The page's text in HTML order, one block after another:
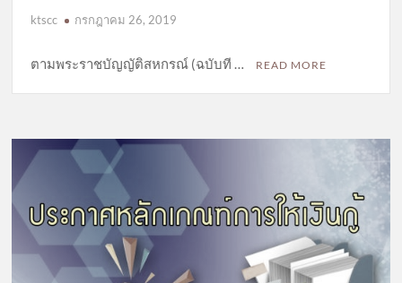
ktscc กรกฎาคม 26, 2019
ตามพระราชบัญญัติสหกรณ์ (ฉบับที … READ MORE